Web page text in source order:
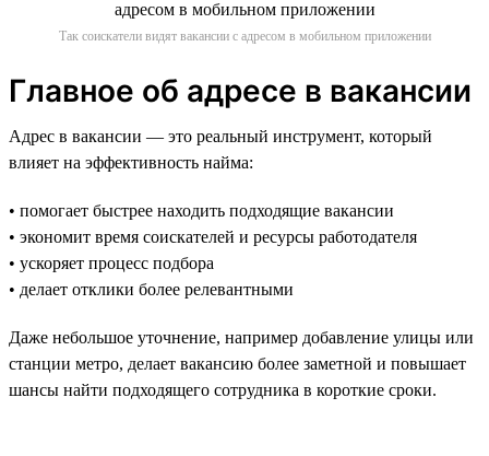
Так соискатели видят вакансии с адресом в мобильном приложении
Главное об адресе в вакансии
Адрес в вакансии — это реальный инструмент, который
влияет на эффективность найма:
• помогает быстрее находить подходящие вакансии
• экономит время соискателей и ресурсы работодателя
• ускоряет процесс подбора
• делает отклики более релевантными
Даже небольшое уточнение, например добавление улицы или
станции метро, делает вакансию более заметной и повышает
шансы найти подходящего сотрудника в короткие сроки.